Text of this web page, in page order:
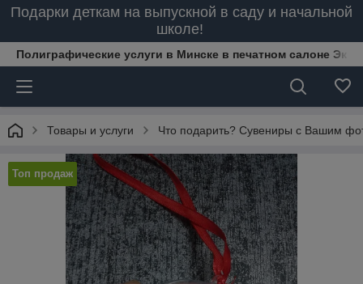
Подарки деткам на выпускной в саду и начальной
школе!
Полиграфические услуги в Минске в печатном салоне
Товары и услуги Что подарить? Сувениры с Вашим
Топ продаж